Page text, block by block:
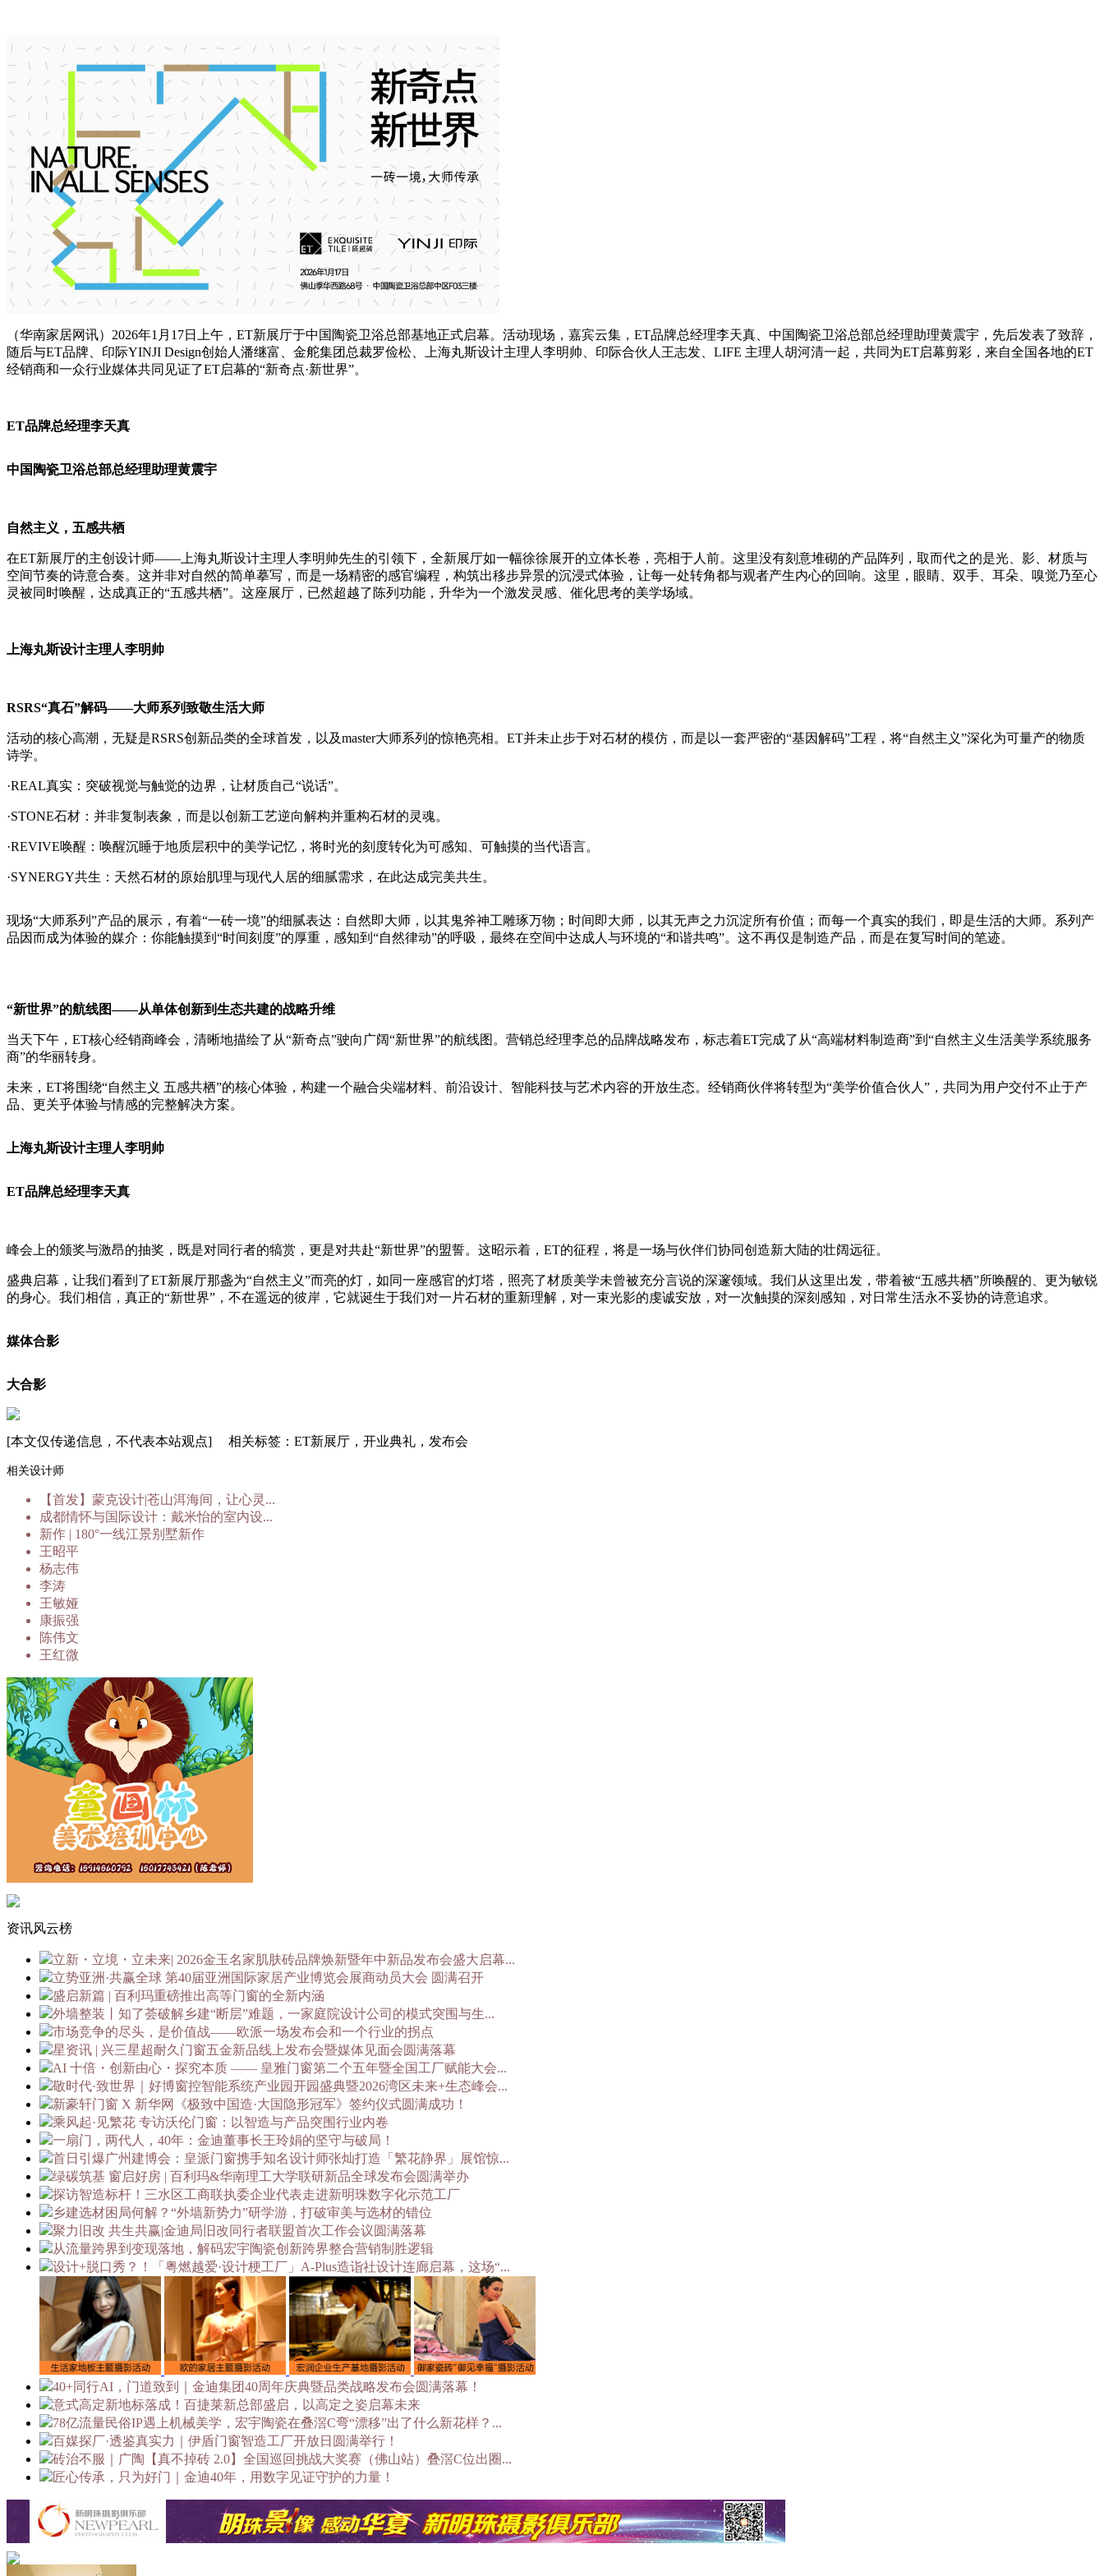
（华南家居网讯）2026年1月17日上午，ET新展厅于中国陶瓷卫浴总部基地正式启幕。活动现场，嘉宾云集，ET品牌总经理李天真、中国陶瓷卫浴总部总经理助理黄震宇，先后发表了致辞，
随后与ET品牌、印际YINJI Design创始人潘继富、金舵集团总裁罗俭松、上海丸斯设计主理人李明帅、印际合伙人王志发、LIFE 主理人胡河清一起，共同为ET启幕剪彩，来自全国各地的ET
经销商和一众行业媒体共同见证了ET启幕的“新奇点·新世界”。
ET品牌总经理李天真
中国陶瓷卫浴总部总经理助理黄震宇
自然主义，五感共栖
在ET新展厅的主创设计师——上海丸斯设计主理人李明帅先生的引领下，全新展厅如一幅徐徐展开的立体长卷，亮相于人前。这里没有刻意堆砌的产品阵列，取而代之的是光、影、材质与
空间节奏的诗意合奏。这并非对自然的简单摹写，而是一场精密的感官编程，构筑出移步异景的沉浸式体验，让每一处转角都与观者产生内心的回响。这里，眼睛、双手、耳朵、嗅觉乃至心
灵被同时唤醒，达成真正的“五感共栖”。这座展厅，已然超越了陈列功能，升华为一个激发灵感、催化思考的美学场域。
上海丸斯设计主理人李明帅
RSRS“真石”解码——大师系列致敬生活大师
活动的核心高潮，无疑是RSRS创新品类的全球首发，以及master大师系列的惊艳亮相。ET并未止步于对石材的模仿，而是以一套严密的“基因解码”工程，将“自然主义”深化为可量产的物质
诗学。
·REAL真实：突破视觉与触觉的边界，让材质自己“说话”。
·STONE石材：并非复制表象，而是以创新工艺逆向解构并重构石材的灵魂。
·REVIVE唤醒：唤醒沉睡于地质层积中的美学记忆，将时光的刻度转化为可感知、可触摸的当代语言。
·SYNERGY共生：天然石材的原始肌理与现代人居的细腻需求，在此达成完美共生。
现场“大师系列”产品的展示，有着“一砖一境”的细腻表达：自然即大师，以其鬼斧神工雕琢万物；时间即大师，以其无声之力沉淀所有价值；而每一个真实的我们，即是生活的大师。系列产
品因而成为体验的媒介：你能触摸到“时间刻度”的厚重，感知到“自然律动”的呼吸，最终在空间中达成人与环境的“和谐共鸣”。这不再仅是制造产品，而是在复写时间的笔迹。
“新世界”的航线图——从单体创新到生态共建的战略升维
当天下午，ET核心经销商峰会，清晰地描绘了从“新奇点”驶向广阔“新世界”的航线图。营销总经理李总的品牌战略发布，标志着ET完成了从“高端材料制造商”到“自然主义生活美学系统服务
商”的华丽转身。
未来，ET将围绕“自然主义 五感共栖”的核心体验，构建一个融合尖端材料、前沿设计、智能科技与艺术内容的开放生态。经销商伙伴将转型为“美学价值合伙人”，共同为用户交付不止于产
品、更关乎体验与情感的完整解决方案。
上海丸斯设计主理人李明帅
ET品牌总经理李天真
峰会上的颁奖与激昂的抽奖，既是对同行者的犒赏，更是对共赴“新世界”的盟誓。这昭示着，ET的征程，将是一场与伙伴们协同创造新大陆的壮阔远征。
盛典启幕，让我们看到了ET新展厅那盏为“自然主义”而亮的灯，如同一座感官的灯塔，照亮了材质美学未曾被充分言说的深邃领域。我们从这里出发，带着被“五感共栖”所唤醒的、更为敏锐
的身心。我们相信，真正的“新世界”，不在遥远的彼岸，它就诞生于我们对一片石材的重新理解，对一束光影的虔诚安放，对一次触摸的深刻感知，对日常生活永不妥协的诗意追求。
媒体合影
大合影
[本文仅传递信息，不代表本站观点] 相关标签：ET新展厅，开业典礼，发布会
相关设计师
【首发】蒙克设计|苍山洱海间，让心灵...
成都情怀与国际设计：戴米怡的室内设...
新作 | 180°一线江景别墅新作
王昭平
杨志伟
李涛
王敏娅
康振强
陈伟文
王红微
资讯风云榜
立新・立境・立未来| 2026金玉名家肌肤砖品牌焕新暨年中新品发布会盛大启幕...
立势亚洲·共赢全球 第40届亚洲国际家居产业博览会展商动员大会 圆满召开
盛启新篇 | 百利玛重磅推出高等门窗的全新内涵
外墙整装丨知了荟破解乡建“断层”难题，一家庭院设计公司的模式突围与生...
市场竞争的尽头，是价值战——欧派一场发布会和一个行业的拐点
星资讯 | 兴三星超耐久门窗五金新品线上发布会暨媒体见面会圆满落幕
AI 十倍・创新由心・探究本质 —— 皇雅门窗第二个五年暨全国工厂赋能大会...
敬时代·致世界｜好博窗控智能系统产业园开园盛典暨2026湾区未来+生态峰会...
新豪轩门窗 X 新华网《极致中国造·大国隐形冠军》签约仪式圆满成功！
乘风起·见繁花 专访沃伦门窗：以智造与产品突围行业内卷
一扇门，两代人，40年：金迪董事长王玲娟的坚守与破局！
首日引爆广州建博会：皇派门窗携手知名设计师张灿打造「繁花静界」展馆惊...
绿碳筑基 窗启好房 | 百利玛&华南理工大学联研新品全球发布会圆满举办
探访智造标杆！三水区工商联执委企业代表走进新明珠数字化示范工厂
乡建选材困局何解？“外墙新势力”研学游，打破审美与选材的错位
聚力旧改 共生共赢|金迪局旧改同行者联盟首次工作会议圆满落幕
从流量跨界到变现落地，解码宏宇陶瓷创新跨界整合营销制胜逻辑
设计+脱口秀？！「粤燃越爱·设计梗工厂」A-Plus造诣社设计连廊启幕，这场“...
40+同行AI，门道致到｜金迪集团40周年庆典暨品类战略发布会圆满落幕！
意式高定新地标落成！百捷莱新总部盛启，以高定之姿启幕未来
78亿流量民俗IP遇上机械美学，宏宇陶瓷在叠滘C弯“漂移”出了什么新花样？...
百媒探厂·透鉴真实力｜伊盾门窗智造工厂开放日圆满举行！
砖治不服｜广陶【真不掉砖 2.0】全国巡回挑战大奖赛（佛山站）叠滘C位出圈...
匠心传承，只为好门｜金迪40年，用数字见证守护的力量！